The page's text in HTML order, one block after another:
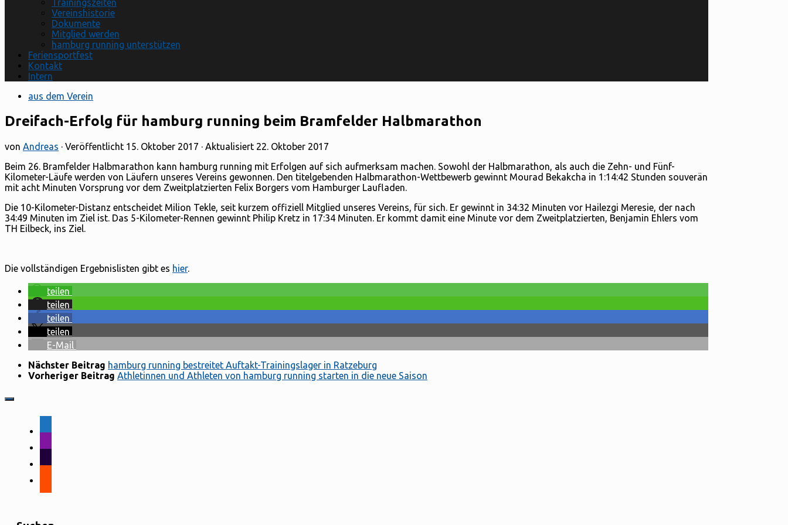
Trainingszeiten
Vereinshistorie
Dokumente
Mitglied werden
hamburg running unterstützen
Feriensportfest
Kontakt
Intern
aus dem Verein
Dreifach-Erfolg für hamburg running beim Bramfelder Halbmarathon
von Andreas · Veröffentlicht 15. Oktober 2017 · Aktualisiert 22. Oktober 2017
Beim 26. Bramfelder Halbmarathon kann hamburg running mit Erfolgen auf sich aufmerksam machen. Sowohl der Halbmarathon, als auch die Zehn- und Fünf-
Kilometer-Läufe werden von Läufern unseres Vereins gewonnen. Den titelgebenden Halbmarathon-Wettbewerb gewinnt Mourad Bekakcha in 1:14:42 Stunden souverän
mit acht Minuten Vorsprung vor dem Zweitplatzierten Felix Borgers vom Hamburger Laufladen.
Die 10-Kilometer-Distanz entscheidet Milion Tekle, seit kurzem offiziell Mitglied unseres Vereins, für sich. Er gewinnt in 34:32 Minuten vor Hailezgi Meresie, der nach
34:49 Minuten im Ziel ist. Das 5-Kilometer-Rennen gewinnt Philip Kretz in 17:34 Minuten. Er kommt damit eine Minute vor dem Zweitplatzierten, Benjamin Ehlers vom
TH Eilbeck, ins Ziel.
Die vollständigen Ergebnislisten gibt es hier.
teilen
teilen
teilen
teilen
E-Mail
Nächster Beitrag hamburg running bestreitet Auftakt-Trainingslager in Ratzeburg
Vorheriger Beitrag Athletinnen und Athleten von hamburg running starten in die neue Saison